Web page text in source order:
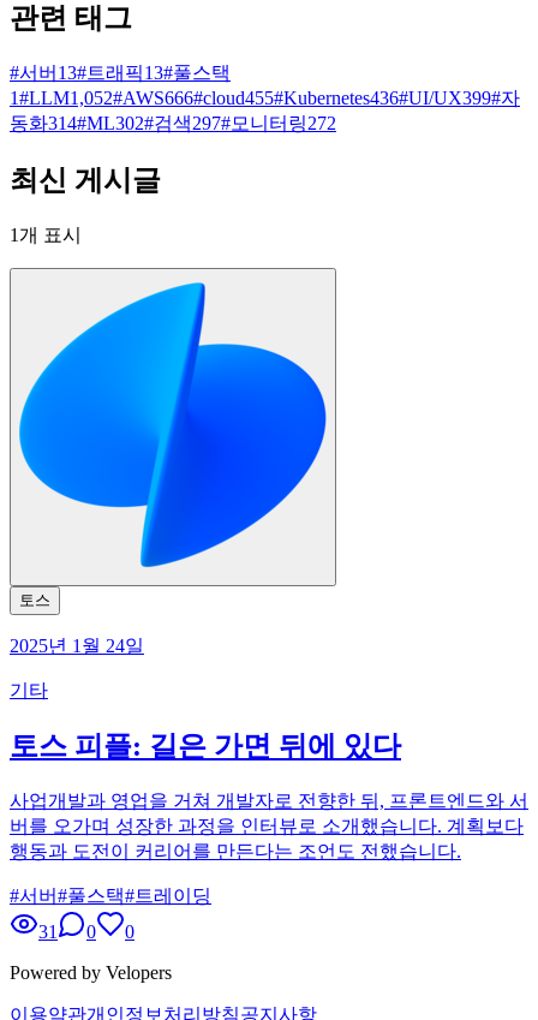
관련 태그
#서버 13#트래픽13#풀스택
1#LLM1,052#AWS666#cloud455#Kubernetes436#UI/UX399#자
동화314#ML302#검색297#모니터링272
최신 게시글
1개 표시
토스
2025년 1월 24일
기타
토스 피플: 길은 가면 뒤에 있다
사업개발과 영업을 거쳐 개발자로 전향한 뒤, 프론트엔드와 서
버를 오가며 성장한 과정을 인터뷰로 소개했습니다. 계획보다
행동과 도전이 커리어를 만든다는 조언도 전했습니다.
#서버#풀스택#트레이딩
31
0
0
Powered by Velopers
이용약관개인정보처리방침공지사항